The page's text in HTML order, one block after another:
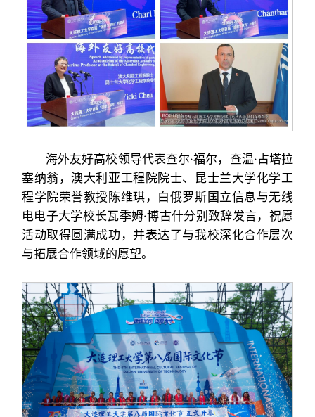
海外友好高校领导代表查尔·福尔，查温·占塔拉
塞纳翁，澳大利亚工程院院士、昆士兰大学化学工
程学院荣誉教授陈维琪，白俄罗斯国立信息与无线
电电子大学校长瓦季姆·博古什分别致辞发言，祝愿
活动取得圆满成功，并表达了与我校深化合作层次
与拓展合作领域的愿望。